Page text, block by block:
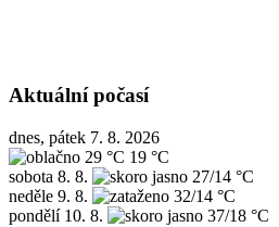
Aktuální počasí
dnes, pátek 7. 8. 2026
29 °C 19 °C
sobota 8. 8.
27/14 °C
neděle 9. 8.
32/14 °C
pondělí 10. 8. 37/18 °C